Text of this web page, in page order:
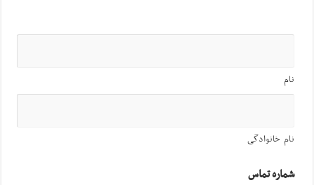
نام
نام خانوادگی
شماره تماس